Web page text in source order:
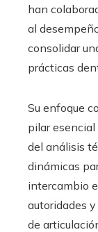
han
al
consolidar
prácticas
Su enfoque
pilar
del análisis
dinámicas
intercambio
autoridades
de